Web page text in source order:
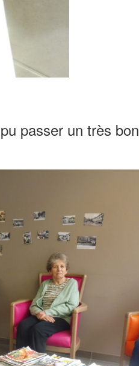
passer un très bon